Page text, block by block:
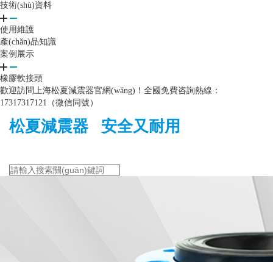
技術(shù)資料
使用維護
產(chǎn)品知識
案例展示
橡膠軟接頭
歡迎訪問上海松夏減震器官網(wǎng)！全國免費咨詢熱線：
17317317121（微信同號）
松夏減震器 安全又耐用